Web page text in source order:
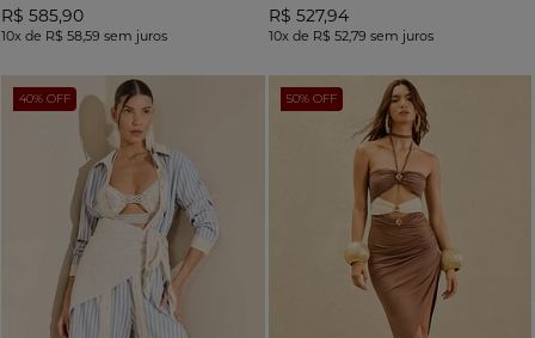
R$ 585,90
10x de R$ 58,59 sem juros
R$ 527,94
10xde R$ 52,79 sem juros
40% OFF 50% OFF